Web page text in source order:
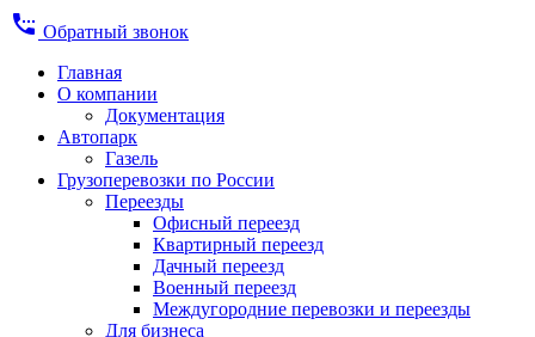
settings_phone Обратный звонок
Главная
О компании
Документация
Автопарк
Газель
Грузоперевозки по России
Переезды
Офисный переезд
Квартирный переезд
Дачный переезд
Военный переезд
Междугородние перевозки и переезды
Для бизнеса